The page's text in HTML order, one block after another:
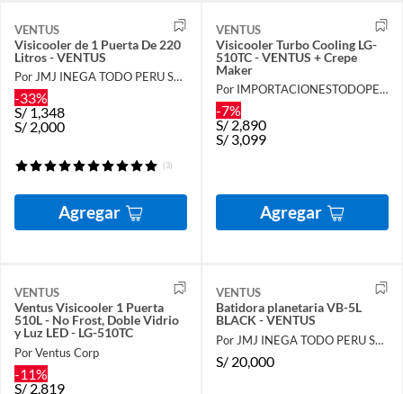
VENTUS
Visicooler de 1 Puerta De 220
Litros - VENTUS
Por JMJ INEGA TODO PERU SAC
-33%
S/ 1,348
S/ 2,000
(3)
Agregar
VENTUS
Visicooler Turbo Cooling LG-
510TC - VENTUS + Crepe
Maker
Por IMPORTACIONESTODOPERU
-7%
S/ 2,890
S/ 3,099
Agregar
VENTUS
Ventus Visicooler 1 Puerta
510L - No Frost, Doble Vidrio
y Luz LED - LG-510TC
Por Ventus Corp
-11%
S/2,819
VENTUS
Batidora planetaria VB-5L
BLACK - VENTUS
Por JMJ INEGA TODO PERU SAC
S/ 20,000